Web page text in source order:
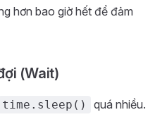
hơn bao giờ hết để đảm
(Wait)
time.sleep()
quá nhiều.